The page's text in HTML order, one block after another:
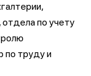
по учету
по труду и